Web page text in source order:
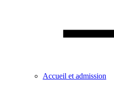
Accueil et admission